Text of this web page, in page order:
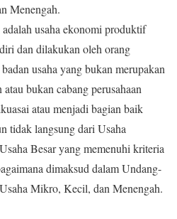
Menengah.
usaha ekonomi produktif
dan dilakukan oleh orang
usaha yang bukan merupakan
atau bukan cabang perusahaan
atau menjadi bagian baik
tidak langsung dari Usaha
Besar yang memenuhi kriteria
dimaksud dalam Undang-
Mikro, Kecil, dan Menengah.